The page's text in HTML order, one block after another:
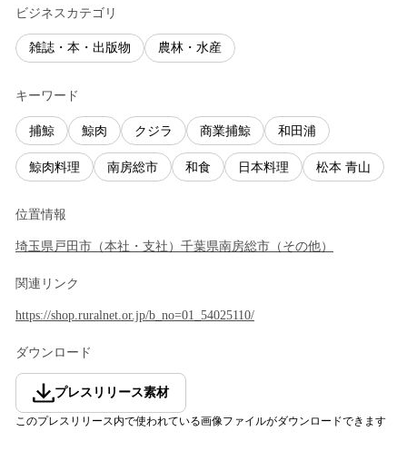
ビジネスカテゴリ
雑誌・本・出版物 農林・水産
キーワード
捕鯨 鯨肉 クジラ 商業捕鯨 和田浦
鯨肉料理 南房総市 和食 日本料理 松本 青山
位置情報
埼玉県戸田市 （本社・支社 ） 千葉県南房総市 （ その他）
関連リンク
https://shop.ruralnet.or.jp/b_no=01_54025110/
ダウンロード
プレスリリース素材
このプレスリリース内で使われている画像ファイルがダウンロードできます